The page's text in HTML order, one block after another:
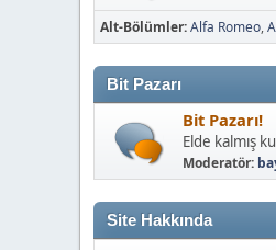
Alt-Bölümler Alfa Romeo
Bit Pazarı
Bit Pazarı!
Elde kalmış
Moderatör:
Site Hakkında